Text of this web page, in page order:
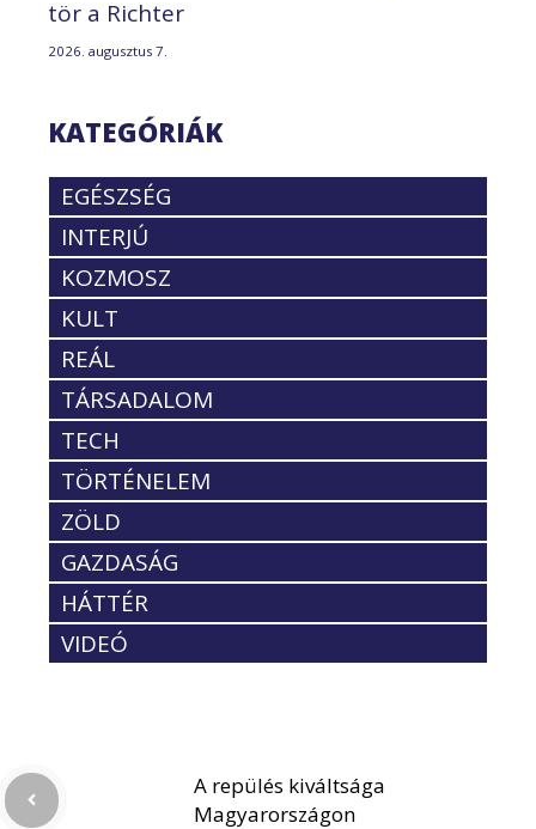
tör a Richter
2026. augusztus 7.
KATEGÓRIÁK
EGÉSZSÉG
INTERJÚ
KOZMOSZ
KULT
REÁL
TÁRSADALOM
TECH
TÖRTÉNELEM
ZÖLD
GAZDASÁG
HÁTTÉR
VIDEÓ
A repülés kiváltsága
Magyarországon